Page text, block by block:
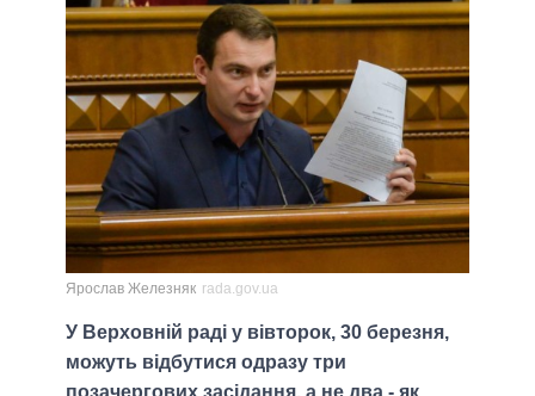
Ярослав Железняк rada.gov.ua
У Верховній раді у вівторок, 30 березня,
можуть відбутися одразу три
позачергових засідання, а не два - як